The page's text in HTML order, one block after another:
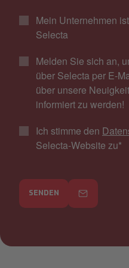
Mein Unternehmen
Selecta
Melden Sie sich an,
über Selecta per E-
über unsere
informiert zu werden!
Ich stimme den
Selecta-Website zu*
SENDEN